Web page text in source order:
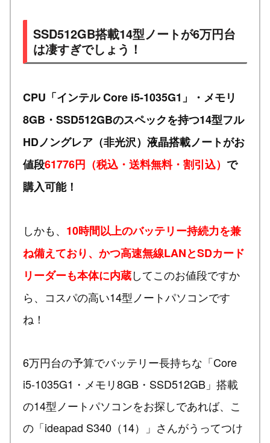
SSD512GB搭載14型ノートが6万円台
は凄すぎでしょう！
CPU「インテル Core i5-1035G1」・メモリ
8GB・SSD512GBのスペックを持つ14型フル
HDノングレア（非光沢）液晶搭載ノートがお
値段61776円（税込・送料無料・割引込） で
購入可能！
しかも、 10時間以上のバッテリー持続力を兼
ね備えており、かつ高速無線LANとSDカード
リーダーも本体に内蔵してこのお値段ですか
ら、コスパの高い14型ノートパソコンです
ね！
6万円台の予算でバッテリー長持ちな「Core
i5-1035G1・メモリ8GB・SSD512GB」搭載
の14型ノートパソコンをお探しであれば、こ
の「ideapad S340（14）」さんがうってつけ